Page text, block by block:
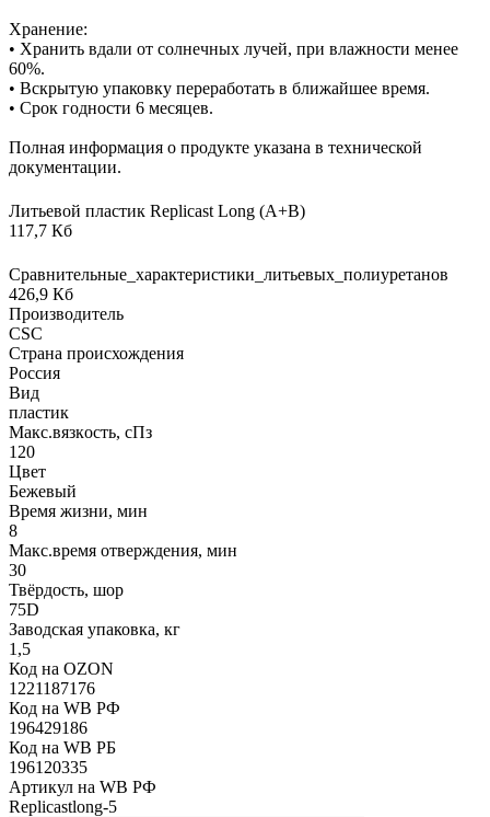
Хранение:
• Хранить вдали от солнечных лучей, при влажности менее
60%.
• Вскрытую упаковку переработать в ближайшее время.
• Срок годности 6 месяцев.
Полная информация о продукте указана в технической
документации.
Литьевой пластик Replicast Long (А+В)
117,7 Кб
Сравнительные_характеристики_литьевых_полиуретанов
426,9 Кб
Производитель
CSC
Страна происхождения
Россия
Вид
пластик
Макс.вязкoсть, сПз
120
Цвет
Бежевый
Время жизни, мин
8
Макс.время отверждения, мин
30
Твёрдость, шор
75D
Заводская упаковка, кг
1,5
Код на OZON
1221187176
Код на WB РФ
196429186
Код на WB РБ
196120335
Артикул на WB РФ
Replicastlong-5